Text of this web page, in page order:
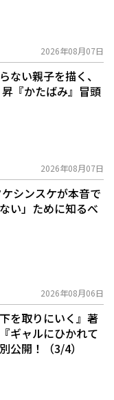
2026年08月07日
ない親子を描く、
昇『かたばみ』冒頭
2026年08月07日
シンスケが本音で
い」ために知るべ
2026年08月06日
を取りにいく』著
ギャルにひかれて
公開！（3/4）